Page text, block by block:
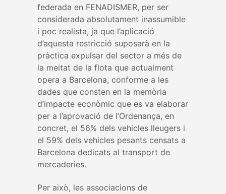
federada en FENADISMER, per ser
considerada absolutament inassumible
i poc realista, ja que l’aplicació
d’aquesta restricció suposarà en la
pràctica expulsar del sector a més de
la meitat de la flota que actualment
opera a Barcelona, conforme a les
dades que consten en la memòria
d’impacte econòmic que es va elaborar
per a l’aprovació de l’Ordenança, en
concret, el 56% dels vehicles lleugers i
el 59% dels vehicles pesants censats a
Barcelona dedicats al transport de
mercaderies.
Per això, les associacions de